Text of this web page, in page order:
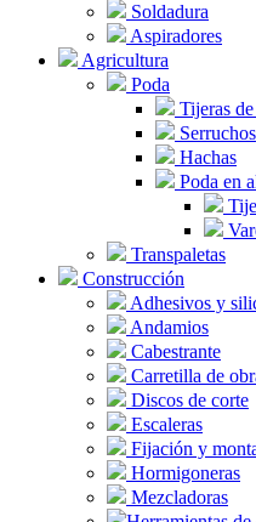
Soldadura
Aspiradores
Agricultura
Poda
Tijeras
Serruchos
Hachas
Poda en
Transpaletas
Construcción
Adhesivos y
Andamios
Cabestrante
Carretilla de
Discos de corte
Escaleras
Fijación y
Hormigoneras
Mezcladoras